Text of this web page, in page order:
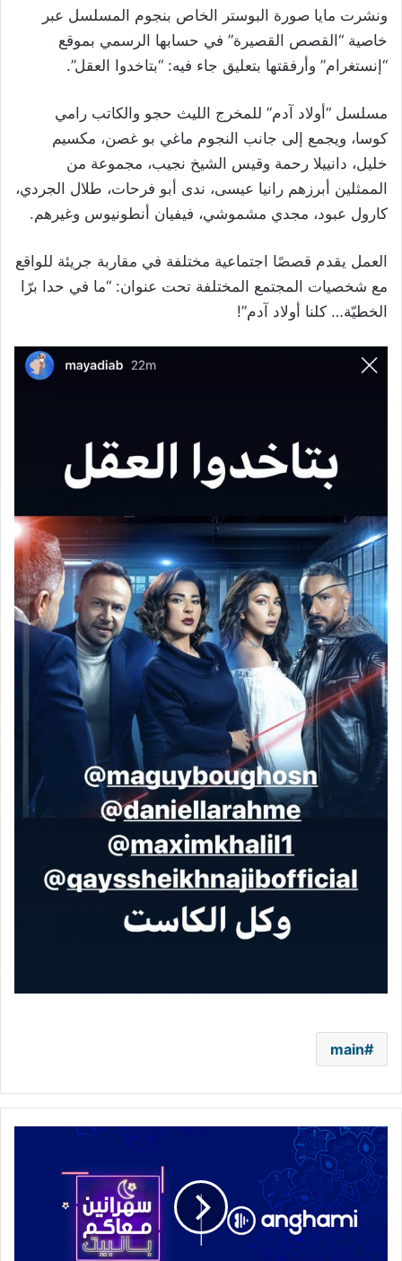
ونشرت مايا صورة البوستر الخاص بنجوم المسلسل عبر
خاصية “القصص القصيرة” في حسابها الرسمي بموقع
“إنستغرام” وأرفقتها بتعليق جاء فيه: “بتاخدوا العقل”.
مسلسل “أولاد آدم” للمخرج الليث حجو والكاتب رامي
كوسا، ويجمع إلى جانب النجوم ماغي بو غصن، مكسيم
خليل، دانييلا رحمة وقيس الشيخ نجيب، مجموعة من
الممثلين أبرزهم رانيا عيسى، ندى أبو فرحات، طلال الجردي،
كارول عبود، مجدي مشموشي، فيفيان أنطونيوس وغيرهم.
العمل يقدم قصصًا اجتماعية مختلفة في مقاربة جريئة للواقع
مع شخصيات المجتمع المختلفة تحت عنوان: “ما في حدا برّا
الخطيّة… كلنا أولاد آدم”!
main
عيش
رمضان
مع
أنغامي